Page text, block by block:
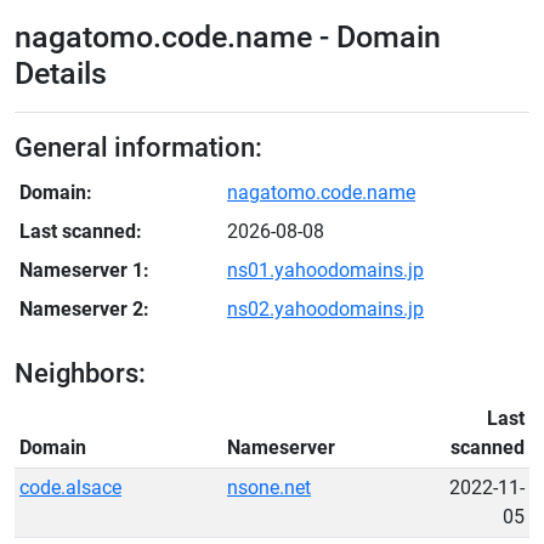
nagatomo.code.name - Domain
Details
General information:
Domain:
nagatomo.code.name
Last scanned:
2026-08-08
Nameserver 1:
ns01.yahoodomains.jp
Nameserver 2:
ns02.yahoodomains.jp
Neighbors:
Domain Nameserver
Last
scanned
code.alsace
nsone.net
2022-11-
05